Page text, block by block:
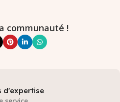
communauté !
d'expertise